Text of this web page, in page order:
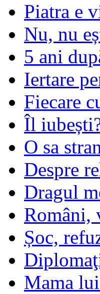
Piatra e
Nu, nu
5 ani
Iertare
Fiecare
Îl
O sa
Despre
Dragul
Români,
Șoc,
Mama